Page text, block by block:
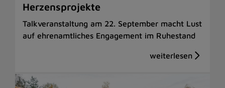
Herzensprojekte
Talkveranstaltung am 22. September macht Lust
auf ehrenamtliches Engagement im Ruhestand